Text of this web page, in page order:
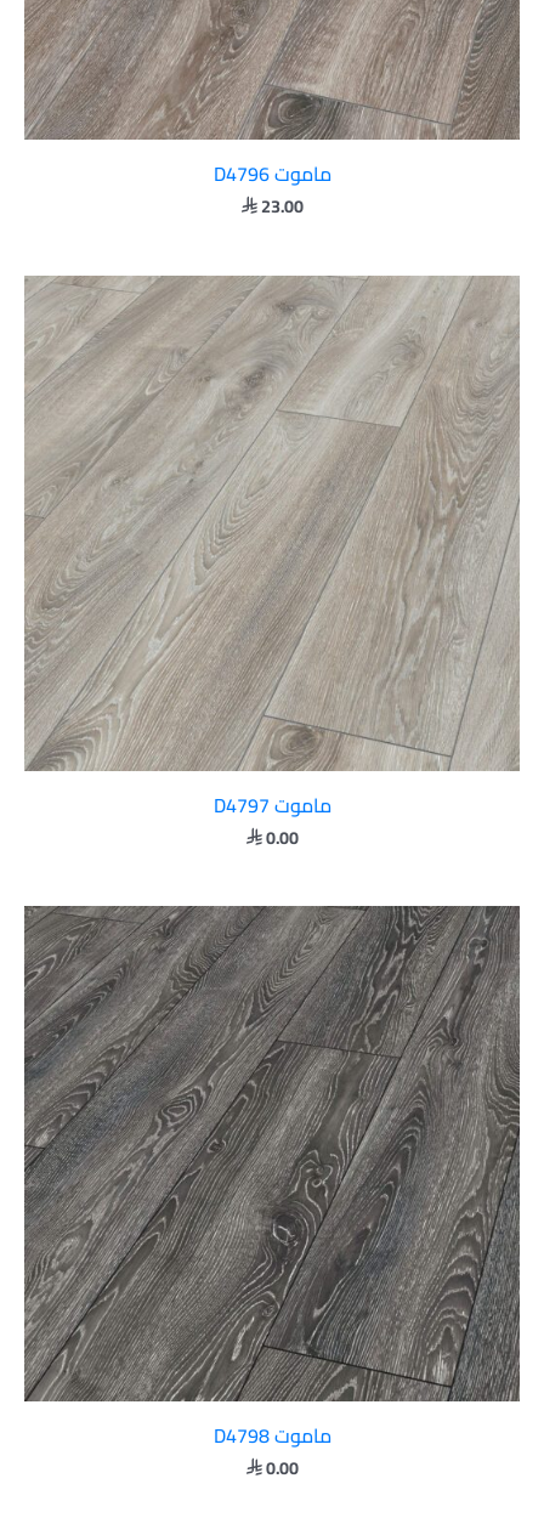
ماموت D4796
23.00
ماموت D4797
0.00
ماموت D4798
0.00